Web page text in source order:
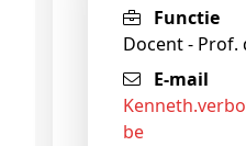
Functie
Docent - Prof.
E-mail
kenneth
be